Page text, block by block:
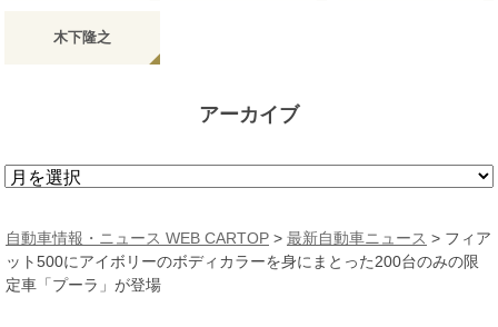
木下隆之
アーカイブ
ア
カ
イ
ブ
自動車情報・ニュース WEB CARTOP > 最新自動車ニュース > フィア
ット500にアイボリーのボディカラーを身にまとった200台のみの限
定車「プーラ」が登場